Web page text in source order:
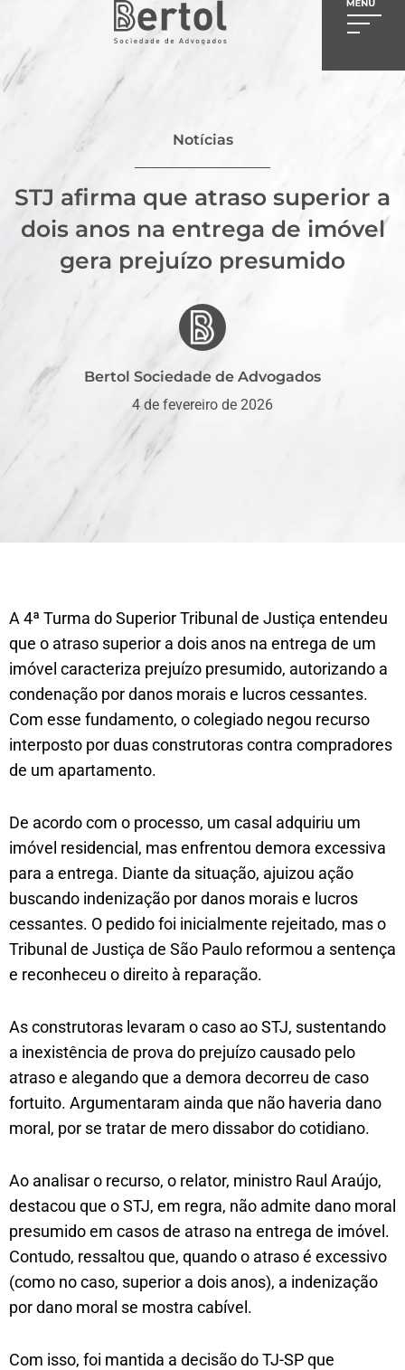
Notícias
STJ afirma que atraso superior a
dois anos na entrega de imóvel
gera prejuízo presumido
Bertol Sociedade de Advogados
4 de fevereiro de 2026
A 4ª Turma do Superior Tribunal de Justiça entendeu
que o atraso superior a dois anos na entrega de um
imóvel caracteriza prejuízo presumido, autorizando a
condenação por danos morais e lucros cessantes.
Com esse fundamento, o colegiado negou recurso
interposto por duas construtoras contra compradores
de um apartamento.
De acordo com o processo, um casal adquiriu um
imóvel residencial, mas enfrentou demora excessiva
para a entrega. Diante da situação, ajuizou ação
buscando indenização por danos morais e lucros
cessantes. O pedido foi inicialmente rejeitado, mas o
Tribunal de Justiça de São Paulo reformou a sentença
e reconheceu o direito à reparação.
As construtoras levaram o caso ao STJ, sustentando
a inexistência de prova do prejuízo causado pelo
atraso e alegando que a demora decorreu de caso
fortuito. Argumentaram ainda que não haveria dano
moral, por se tratar de mero dissabor do cotidiano.
Ao analisar o recurso, o relator, ministro Raul Araújo,
destacou que o STJ, em regra, não admite dano moral
presumido em casos de atraso na entrega de imóvel.
Contudo, ressaltou que, quando o atraso é excessivo
(como no caso, superior a dois anos), a indenização
por dano moral se mostra cabível.
Com isso, foi mantida a decisão do TJ-SP que